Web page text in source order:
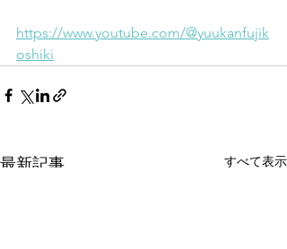
https://www.youtube.com/@yuukanfujik
oshiki
最新記事 すべて表示